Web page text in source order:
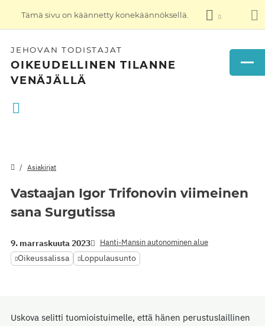
Tämä sivu on käännetty konekäännöksellä.
JEHOVAN TODISTAJAT
OIKEUDELLINEN TILANNE
VENÄJÄLLÄ
Asiakirjat
Vastaajan Igor Trifonovin viimeinen
sana Surgutissa
9. marraskuuta 2023 Hanti-Mansin autonominen alue
Oikeussalissa Loppulausunto
Uskova selitti tuomioistuimelle, että hänen perustuslaillinen